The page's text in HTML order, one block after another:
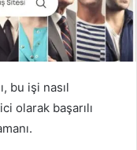
bu işi nasıl
olarak başarılı